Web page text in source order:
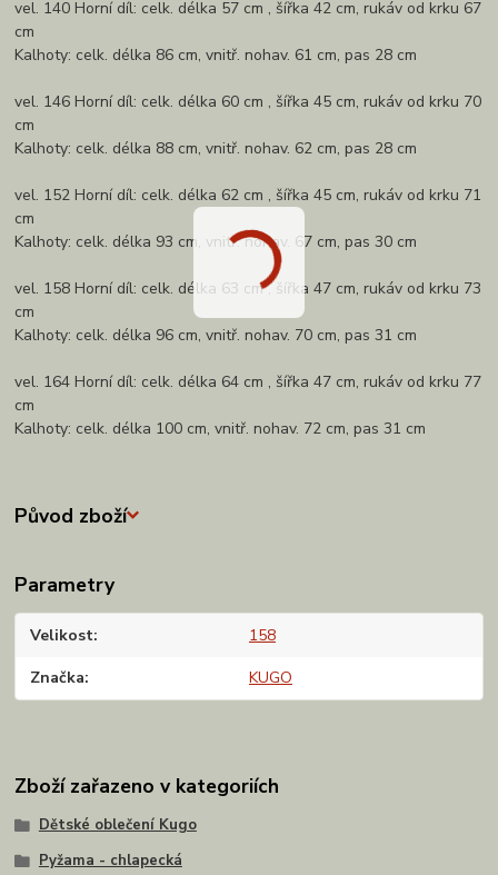
vel. 140 Horní díl: celk. délka 57 cm , šířka 42 cm, rukáv od krku 67
cm
Kalhoty: celk. délka 86 cm, vnitř. nohav. 61 cm, pas 28 cm
vel. 146 Horní díl: celk. délka 60 cm , šířka 45 cm, rukáv od krku 70
cm
Kalhoty: celk. délka 88 cm, vnitř. nohav. 62 cm, pas 28 cm
vel. 152 Horní díl: celk. délka 62 cm , šířka 45 cm, rukáv od krku 71
cm
Kalhoty: celk. délka 93 cm, vnitř. nohav. 67 cm, pas 30 cm
vel. 158 Horní díl: celk. délka 63 cm , šířka 47 cm, rukáv od krku 73
cm
Kalhoty: celk. délka 96 cm, vnitř. nohav. 70 cm, pas 31 cm
vel. 164 Horní díl: celk. délka 64 cm , šířka 47 cm, rukáv od krku 77
cm
Kalhoty: celk. délka 100 cm, vnitř. nohav. 72 cm, pas 31 cm
Původ zboží
Parametry
Velikost 158
Značka KUGO
Zboží zařazeno v kategoriích
Dětské oblečení Kugo
Pyžama - chlapecká